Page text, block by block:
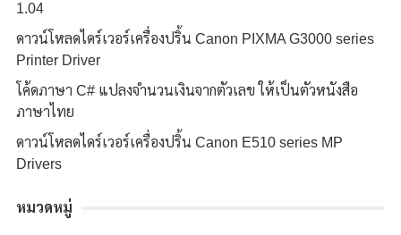
1.04
ดาวน์โหลดไดร์เวอร์เครื่องปริ้น Canon PIXMA G3000 series
Printer Driver
โค้ดภาษา C# แปลงจำนวนเงินจากตัวเลข ให้เป็นตัวหนังสือ
ภาษาไทย
ดาวน์โหลดไดร์เวอร์เครื่องปริ้น Canon E510 series MP
Drivers
หมวดหมู่